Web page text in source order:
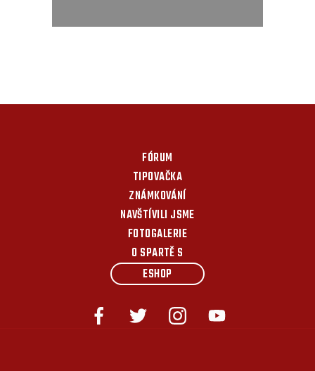
FÓRUM
TIPOVAČKA
ZNÁMKOVÁNÍ
NAVŠTÍVILI JSME
FOTOGALERIE
O SPARTĚ S
ESHOP